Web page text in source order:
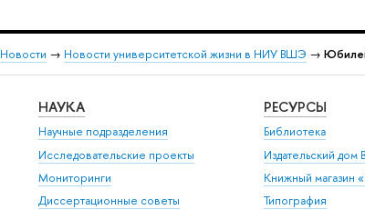
Новости → Новости университетской жизни в НИУ ВШЭ →
НАУКА
Научные подразделения
Исследовательские проекты
Мониторинги
Диссертационные советы
РЕСУРСЫ
Библиотека
Издательский
Книжный магазин
Типография